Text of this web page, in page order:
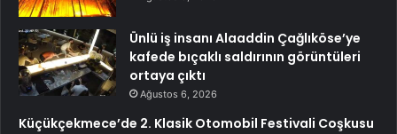
Ünlü iş insanı Alaaddin Çağlıköse’ye
kafede bıçaklı saldırının görüntüleri
ortaya çıktı
Ağustos 6, 2026
Küçükçekmece’de 2. Klasik Otomobil Festivali Coşkusu